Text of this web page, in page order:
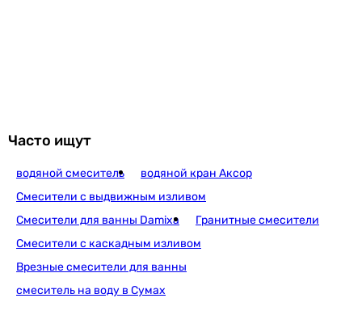
Чешская Республика
Чешская Республика
Чешская Республика
Чешская Республика
Чешская Республика
Чешская Республика
Чешская Республика
Чешская Республика
Часто ищут
водяной смеситель
водяной кран Аксор
Смесители с выдвижным изливом
Смесители для ванны Damixa
Гранитные смесители
Смесители с каскадным изливом
Врезные смесители для ванны
смеситель на воду в Сумах